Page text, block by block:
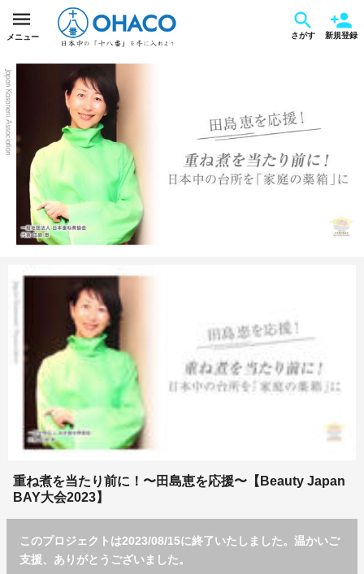
メニュー さがす 新規登録
重ね煮を当たり前に！〜田島恵を応援〜【Beauty Japan
BAY大会2023】
このプロジェクトは2023/08/15に終了いたしました。温かいご
支援、ありがとうございました。